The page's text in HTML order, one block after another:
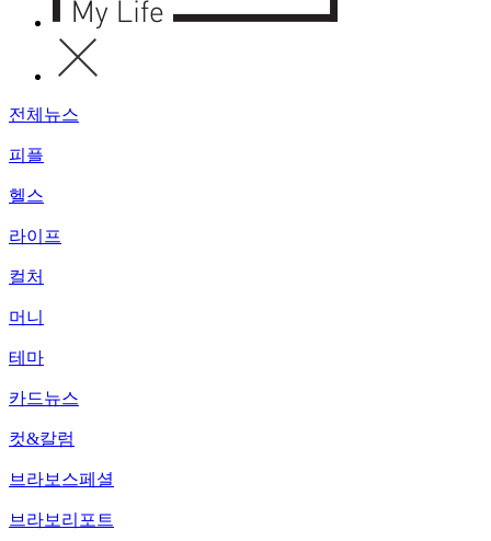
전체뉴스
피플
헬스
라이프
컬처
머니
테마
카드뉴스
컷&칼럼
브라보스페셜
브라보리포트